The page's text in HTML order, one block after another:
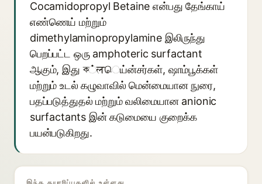
Cocamidopropyl Betaine என்பது தேங்காய்
எண்ணெய் மற்றும்
dimethylaminopropylamine இலிருந்து
பெறப்பட்ட ஒரு amphoteric surfactant
ஆகும், இது ক்लெய்ன்சர்கள், ஷாம்பூக்கள்
மற்றும் உடல் கழுவாவில் மென்மையான நுரை,
பதப்படுத்துதல் மற்றும் வலிமையான anionic
surfactants இன் கடுமையை குறைக்க
பயன்படுகிறது.